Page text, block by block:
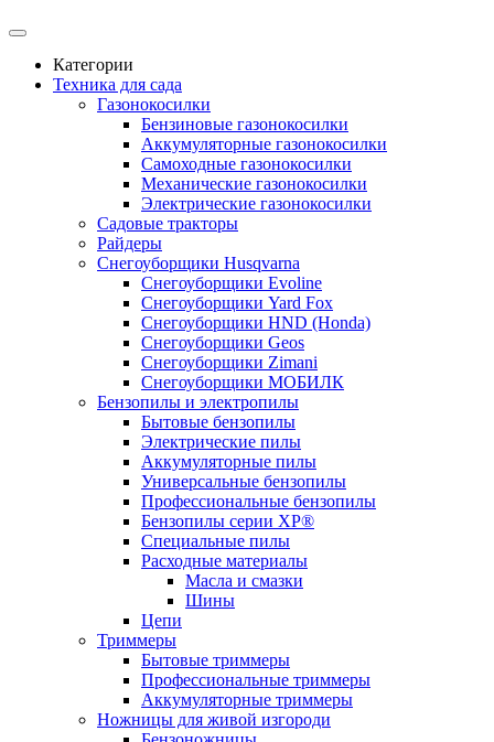
Категории
Техника для сада
Газонокосилки
Бензиновые газонокосилки
Аккумуляторные газонокосилки
Самоходные газонокосилки
Механические газонокосилки
Электрические газонокосилки
Садовые тракторы
Райдеры
Снегоуборщики Husqvarna
Снегоуборщики Evoline
Снегоуборщики Yard Fox
Снегоуборщики HND (Honda)
Снегоуборщики Geos
Снегоуборщики Zimani
Снегоуборщики МОБИЛК
Бензопилы и электропилы
Бытовые бензопилы
Электрические пилы
Аккумуляторные пилы
Универсальные бензопилы
Профессиональные бензопилы
Бензопилы серии XP®
Специальные пилы
Расходные материалы
Масла и смазки
Шины
Цепи
Триммеры
Бытовые триммеры
Профессиональные триммеры
Аккумуляторные триммеры
Ножницы для живой изгороди